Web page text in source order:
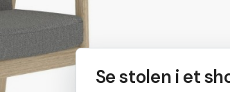
Se stolen i et